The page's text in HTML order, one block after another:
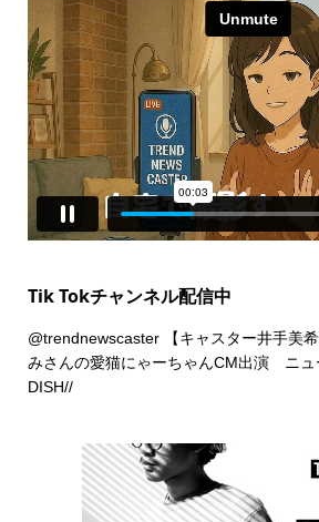
Tik Tokチャンネル配信中
@trendnewscaster【キャスター井手美
みさんの愛猫にゃーちゃんCM出演 ニ
DISH//